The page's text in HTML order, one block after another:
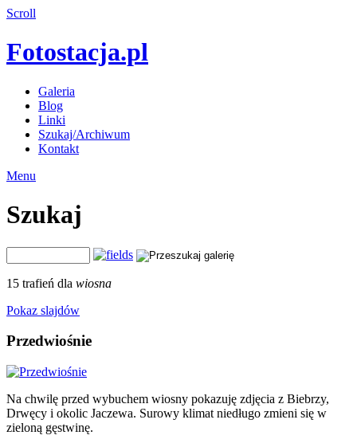
Scroll
Fotostacja.pl
Galeria
Blog
Linki
Szukaj/Archiwum
Kontakt
Menu
Szukaj
15 trafień dla wiosna
Pokaz slajdów
Przedwiośnie
Na chwilę przed wybuchem wiosny pokazuję zdjęcia z Biebrzy,
Drwęcy i okolic Jaczewa. Surowy klimat niedługo zmieni się w
zieloną gęstwinę.